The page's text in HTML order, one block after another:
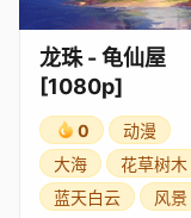
龙珠 - 龟仙屋
[1080p]
0
动漫
大海
花草树木
蓝天白云
风景